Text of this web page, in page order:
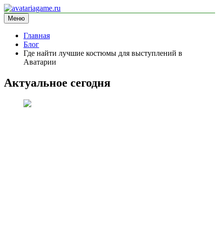
Перейти
к
содержимому
avatariagame.ru
информационный сайт
Меню
Главная
Блог
Где найти лучшие костюмы для выступлений в
Аватарии
Актуальное сегодня